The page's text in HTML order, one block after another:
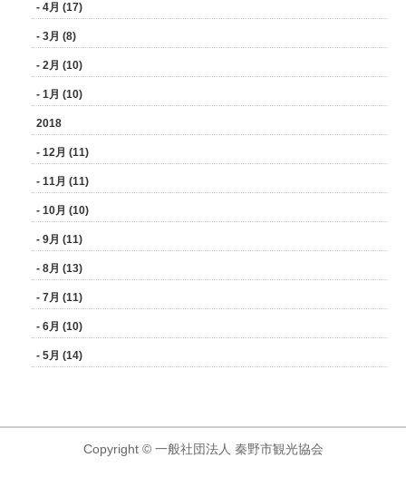
- 4月 (17)
- 3月 (8)
- 2月 (10)
- 1月 (10)
2018
- 12月 (11)
- 11月 (11)
- 10月 (10)
- 9月 (11)
- 8月 (13)
- 7月 (11)
- 6月 (10)
- 5月 (14)
Copyright © 一般社団法人 秦野市観光協会